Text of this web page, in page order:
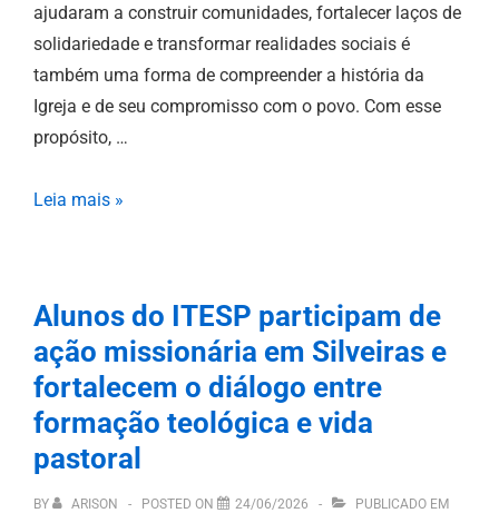
ajudaram a construir comunidades, fortalecer laços de
solidariedade e transformar realidades sociais é
também uma forma de compreender a história da
Igreja e de seu compromisso com o povo. Com esse
propósito, …
Leia mais »
Alunos do ITESP participam de
ação missionária em Silveiras e
fortalecem o diálogo entre
formação teológica e vida
pastoral
BY ARISON POSTED ON 24/06/2026
PUBLICADO EM